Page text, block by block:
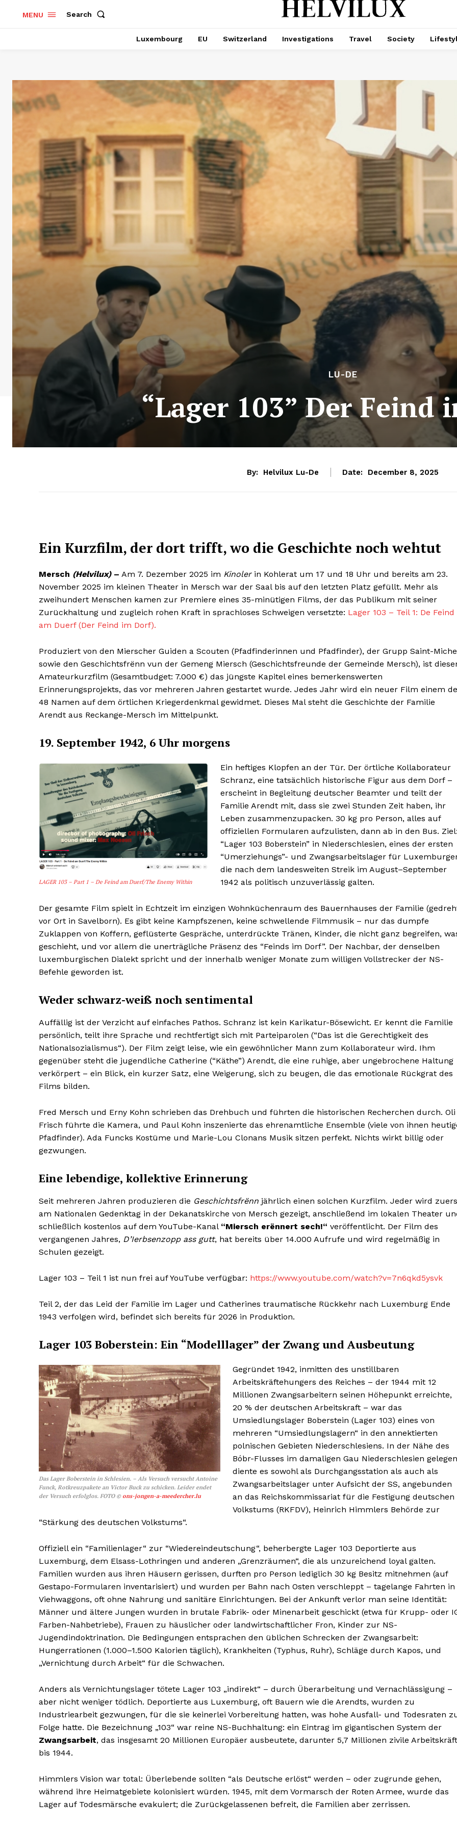
HELVILUX
ONLINE MEDIA
Helvilux.lu
HELVILUX
ONLINE MEDIA
Helvilux.lu
MENU Search
Luxembourg EU Switzerland Investigations Travel Society
LU-DE
“Lager 103” Der Feind
By: Helvilux Lu-De Date: December 8, 2025
Ein Kurzfilm, der dort trifft, wo die Geschichte noch wehtut
Mersch (Helvilux)– Am 7. Dezember 2025 im Kinolerin Kohlerat um 17 und 18 Uhr und bereits am 23.
November 2025 im kleinen Theater in Mersch war der Saal bis auf den letzten Platz gefüllt. Mehr als
zweihundert Menschen kamen zur Premiere eines 35-minütigen Films, der das Publikum mit seiner
Zurückhaltung und zugleich rohen Kraft in sprachloses Schweigen versetzte: Lager 103 – Teil 1: De Feind
am Duerf (Der Feind im Dorf).
Produziert von den Mierscher Guiden a Scouten (Pfadfinderinnen und Pfadfinder), der Grupp Saint-
sowie den Geschichtsfrënn vun der Gemeng Miersch (Geschichtsfreunde der Gemeinde Mersch), ist
Amateurkurzfilm (Gesamtbudget: 7.000 €) das jüngste Kapitel eines bemerkenswerten
Erinnerungsprojekts, das vor mehreren Jahren gestartet wurde. Jedes Jahr wird ein neuer Film einem
48 Namen auf dem örtlichen Kriegerdenkmal gewidmet. Dieses Mal steht die Geschichte der Familie
Arendt aus Reckange-Mersch im Mittelpunkt.
19. September 1942, 6 Uhr morgens
LAGER 103 – Part 1 – De Feind am Duerf/The Enemy Within
Ein heftiges Klopfen an der Tür. Der örtliche Kollaborateur
Schranz, eine tatsächlich historische Figur aus dem Dorf –
erscheint in Begleitung deutscher Beamter und teilt der
Familie Arendt mit, dass sie zwei Stunden Zeit haben, ihr
Leben zusammenzupacken. 30 kg pro Person, alles auf
offiziellen Formularen aufzulisten, dann ab in den Bus.
“Lager 103 Boberstein” in Niederschlesien, eines der ersten
“Umerziehungs”- und Zwangsarbeitslager für
die nach dem landesweiten Streik im August–September
1942 als politisch unzuverlässig galten.
Der gesamte Film spielt in Echtzeit im einzigen Wohnküchenraum des Bauernhauses der Familie
vor Ort in Savelborn). Es gibt keine Kampfszenen, keine schwellende Filmmusik – nur das dumpfe
Zuklappen von Koffern, geflüsterte Gespräche, unterdrückte Tränen, Kinder, die nicht ganz begreifen,
geschieht, und vor allem die unerträgliche Präsenz des “Feinds im Dorf”. Der Nachbar, der denselben
luxemburgischen Dialekt spricht und der innerhalb weniger Monate zum willigen Vollstrecker der NS-
Befehle geworden ist.
Weder schwarz-weiß noch sentimental
Auffällig ist der Verzicht auf einfaches Pathos. Schranz ist kein Karikatur-Bösewicht. Er kennt die Familie
persönlich, teilt ihre Sprache und rechtfertigt sich mit Parteiparolen (“Das ist die Gerechtigkeit des
Nationalsozialismus“). Der Film zeigt leise, wie ein gewöhnlicher Mann zum Kollaborateur wird. Ihm
gegenüber steht die jugendliche Catherine (“Käthe”) Arendt, die eine ruhige, aber ungebrochene Haltung
verkörpert – ein Blick, ein kurzer Satz, eine Weigerung, sich zu beugen, die das emotionale Rückgrat des
Films bilden.
Fred Mersch und Erny Kohn schrieben das Drehbuch und führten die historischen Recherchen durch. Oli
Frisch führte die Kamera, und Paul Kohn inszenierte das ehrenamtliche Ensemble (viele von ihnen
Pfadfinder). Ada Funcks Kostüme und Marie-Lou Clonans Musik sitzen perfekt. Nichts wirkt billig oder
gezwungen.
Eine lebendige, kollektive Erinnerung
Seit mehreren Jahren produzieren die Geschichtsfrënn jährlich einen solchen Kurzfilm. Jeder wird
am Nationalen Gedenktag in der Dekanatskirche von Mersch gezeigt, anschließend im lokalen Theater
schließlich kostenlos auf dem YouTube-Kanal “Miersch erënnert sech!“ veröffentlicht. Der Film des
vergangenen Jahres, D’Ierbsenzopp ass gutt, hat bereits über 14.000 Aufrufe und wird regelmäßig in
Schulen gezeigt.
Lager 103 – Teil 1 ist nun frei auf YouTube verfügbar: https://www.youtube.com/watch?v=7n6qkd5ysvk
Teil 2, der das Leid der Familie im Lager und Catherines traumatische Rückkehr nach Luxemburg Ende
1943 verfolgen wird, befindet sich bereits für 2026 in Produktion.
Lager 103 Boberstein: Ein “Modelllager” der Zwang und Ausbeutung
Das Lager Boberstein in Schlesien. – Als Versuch versucht Antoine
Funck, Rotkreuzpakete an Victor Buck zu schicken. Leider endet
der Versuch erfolglos. FOTO © ons-jongen-a-meedercher.lu
Gegründet 1942, inmitten des unstillbaren
Arbeitskräftehungers des Reiches – der 1944 mit 12
Millionen Zwangsarbeitern seinen Höhepunkt erreichte,
20 % der deutschen Arbeitskraft – war das
Umsiedlungslager Boberstein (Lager 103) eines von
mehreren “Umsiedlungslagern“ in den annektierten
polnischen Gebieten Niederschlesiens. In der Nähe des
Bóbr-Flusses im damaligen Gau Niederschlesien
diente es sowohl als Durchgangsstation als auch als
Zwangsarbeitslager unter Aufsicht der SS, angebunden
an das Reichskommissariat für die Festigung deutschen
Volkstums (RKFDV), Heinrich Himmlers Behörde zur
“Stärkung des deutschen Volkstums“.
Offiziell ein “Familienlager“ zur “Wiedereindeutschung“, beherbergte Lager 103 Deportierte aus
Luxemburg, dem Elsass-Lothringen und anderen „Grenzräumen“, die als unzureichend loyal galten.
Familien wurden aus ihren Häusern gerissen, durften pro Person lediglich 30 kg Besitz mitnehmen (auf
Gestapo-Formularen inventarisiert) und wurden per Bahn nach Osten verschleppt – tagelange Fahrten in
Viehwaggons, oft ohne Nahrung und sanitäre Einrichtungen. Bei der Ankunft verlor man seine Identität:
Männer und ältere Jungen wurden in brutale Fabrik- oder Minenarbeit geschickt (etwa für Krupp- oder
Farben-Nahbetriebe), Frauen zu häuslicher oder landwirtschaftlicher Fron, Kinder zur NS-
Jugendindoktrination. Die Bedingungen entsprachen den üblichen Schrecken der Zwangsarbeit:
Hungerrationen (1.000–1.500 Kalorien täglich), Krankheiten (Typhus, Ruhr), Schläge durch Kapos, und
„Vernichtung durch Arbeit“ für die Schwachen.
Anders als Vernichtungslager tötete Lager 103 „indirekt“ – durch Überarbeitung und Vernachlässigung –
aber nicht weniger tödlich. Deportierte aus Luxemburg, oft Bauern wie die Arendts, wurden zu
Industriearbeit gezwungen, für die sie keinerlei Vorbereitung hatten, was hohe Ausfall- und Todesraten
Folge hatte. Die Bezeichnung „103“ war reine NS-Buchhaltung: ein Eintrag im gigantischen System der
Zwangsarbeit, das insgesamt 20 Millionen Europäer ausbeutete, darunter 5,7 Millionen zivile
bis 1944.
Himmlers Vision war total: Überlebende sollten “als Deutsche erlöst“ werden – oder zugrunde gehen,
während ihre Heimatgebiete kolonisiert würden. 1945, mit dem Vormarsch der Roten Armee, wurde das
Lager auf Todesmärsche evakuiert; die Zurückgelassenen befreit, die Familien aber zerrissen.